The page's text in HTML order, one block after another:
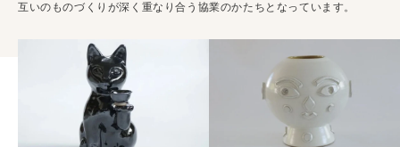
互いのものづくりが深く重なり合う協業のかたちとなっています。